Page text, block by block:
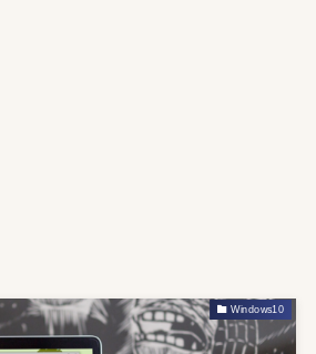
Windows10